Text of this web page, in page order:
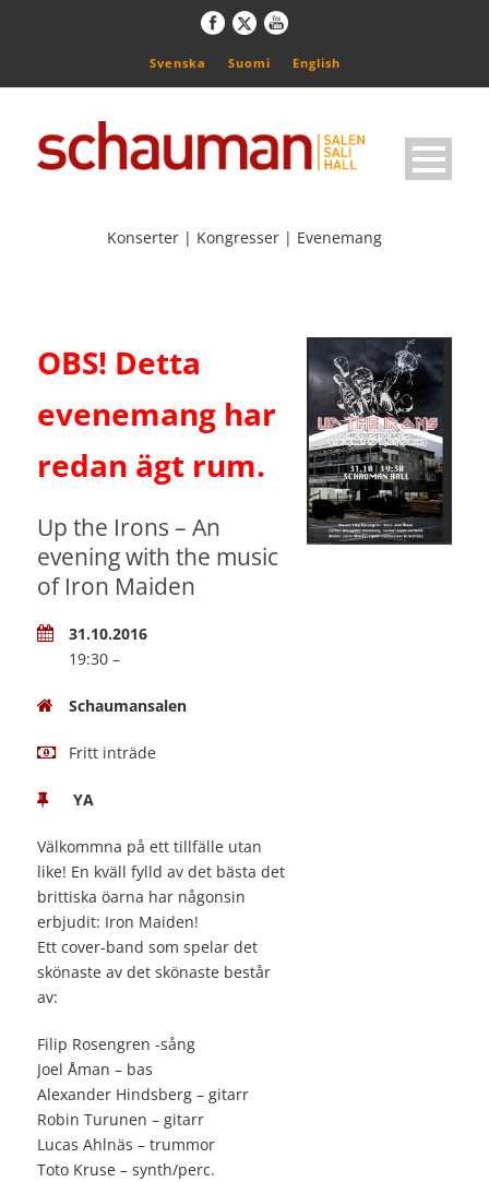
Svenska Suomi English
Konserter | Kongresser | Evenemang
OBS! Detta
evenemang har
redan ägt rum.
Up the Irons – An
evening with the music
of Iron Maiden
31.10.2016
19:30 –
Schaumansalen
Fritt inträde
YA
Välkommna på ett tillfälle utan
like! En kväll fylld av det bästa det
brittiska öarna har någonsin
erbjudit: Iron Maiden!
Ett cover-band som spelar det
skönaste av det skönaste består
av:
Filip Rosengren -sång
Joel Åman – bas
Alexander Hindsberg – gitarr
Robin Turunen – gitarr
Lucas Ahlnäs – trummor
Toto Kruse – synth/perc.